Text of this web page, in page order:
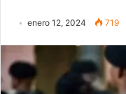
enero 12, 2024 719